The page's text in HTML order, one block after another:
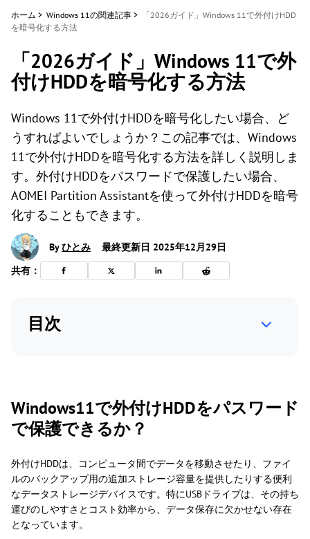
ホーム > Windows 11の関連記事 >
「2026ガイド」Windows 11で外付けHDD
を暗号化する方法
「2026ガイド」Windows 11で外
付けHDDを暗号化する方法
Windows 11で外付けHDDを暗号化したい場合、ど
うすればよいでしょうか？この記事では、Windows
11で外付けHDDを暗号化する方法を詳しく説明しま
す。外付けHDDをパスワードで保護したい場合、
AOMEI Partition Assistantを使って外付けHDDを暗号
化することもできます。
Byひとみ
最終更新日 2025年12月29日
共有：
目次
Windows11で外付けHDDをパスワード
で保護できるか？
外付けHDDは、コンピュータ間でデータを移動させたり、ファイ
ルのバックアップ用の追加ストレージ容量を提供したりする便利
なデータストレージデバイスです。特にUSBドライブは、その持ち
運びのしやすさとコスト効率から、データ保存に欠かせない存在
となっています。